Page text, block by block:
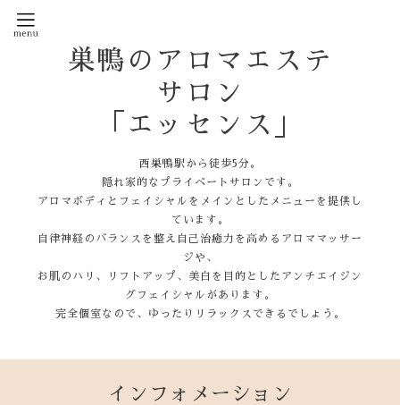
巣鴨のアロマエステ
サロン
「エッセンス」
西巣鴨駅から徒歩5分。
隠れ家的なプライベートサロンです。
アロマボディとフェイシャルをメインとしたメニューを提供し
ています。
自律神経のバランスを整え自己治癒力を高めるアロママッサー
ジや、
お肌のハリ、リフトアップ、美白を目的としたアンチエイジン
グフェイシャルがあります。
完全個室なので、ゆったりリラックスできるでしょう。
インフォメーション